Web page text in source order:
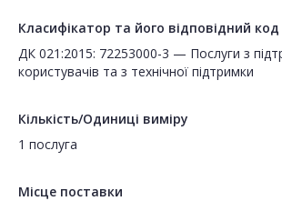
Класифікатор та його відповідний код
ДК 021:2015: 72253000-3 — Послуги з
користувачів та з технічної підтримки
Кількість/Одиниці виміру
1 послуга
Місце поставки